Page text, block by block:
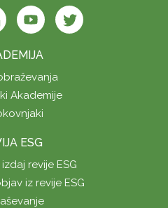
Akademije
ESG
revije ESG
iz revije ESG